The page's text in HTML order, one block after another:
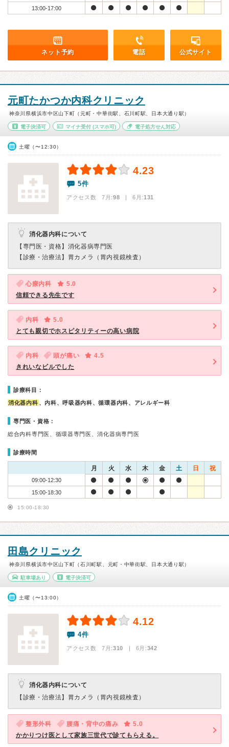
13:00-17:00
ネット予約 電話 公式サイト
元町たかつか内科クリニック
神奈川県横浜市中区山下町（元町・中華街駅、石川町駅、日本大通り駅）
電子決済可 マイナ受付(スマホ可) 電子処方せん対応
土曜（〜12:30）
4.23
5件
アクセス数 7月:98 | 6月:131
消化器内科について
【専門医・資格】 消化器病専門医
【診療・治療法】 胃カメラ（胃内視鏡検査）
心療内科
5.0
信頼できる先生です
内科
5.0
とても親切でホスピタリティーの高い病院
内科 頭が痛い
4.5
きれいなビルでした
診療科目：
消化器内科 、内科、呼吸器内科、循環器内科、アレルギー科
専門医・資格：
総合内科専門医、循環器専門医、消化器病専門医
診療時間
月 火 水 木 金 土 日 祝
09:00-12:30
15:00-18:30
15:00-18:30
田島クリニック
神奈川県横浜市中区山下町（石川町駅、元町・中華街駅、日本大通り駅）
駐車場あり 電子決済可
土曜（〜13:00）
4.12
4件
アクセス数 7月:310 | 6月:342
消化器内科について
【診療・治療法】 胃カメラ（胃内視鏡検査）
整形外科 腰痛・背中の痛み
5.0
かかりつけ医として家族三世代で診てもらえる。